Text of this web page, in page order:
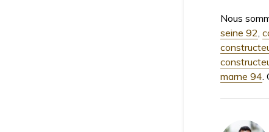
Nous
seine 92
marne 94